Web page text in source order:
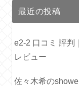
最近の投稿
e2-2 口コミ 評判
レビュー
佐々木希の